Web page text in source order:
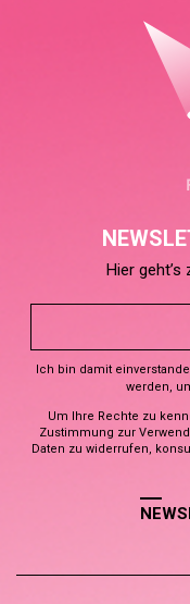
Hier
Ich bin damit
werden,
Um Ihre Rechte zu
Zustimmung zur
Daten zu widerrufen,